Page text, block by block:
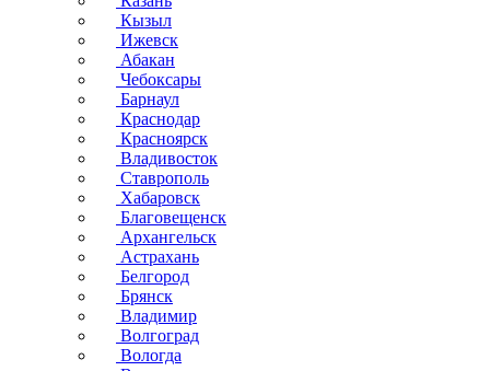
Кызыл
Ижевск
Абакан
Чебоксары
Барнаул
Краснодар
Красноярск
Владивосток
Ставрополь
Хабаровск
Благовещенск
Архангельск
Астрахань
Белгород
Брянск
Владимир
Волгоград
Вологда